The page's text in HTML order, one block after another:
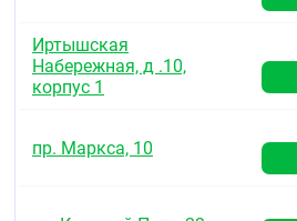
Иртышская
Набережная, д .10,
корпус 1
пр. Маркса, 10